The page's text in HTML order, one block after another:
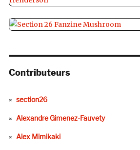
Contributeurs
section26
Alexandre Gimenez-Fauvety
Alex Mimikaki